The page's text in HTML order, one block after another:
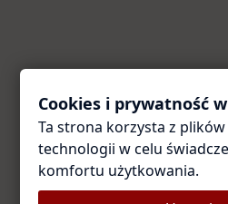
Coś
Przepraszamy za utrudnienia.
Cookies i prywatność
Ta strona korzysta z
technologii w celu
komfortu użytkowania.